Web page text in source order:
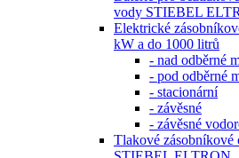
vody STIEBEL
Elektrické
kW a do 1000 litrů
- nad odběrné
- pod odběrné
- stacionární
- závěsné
- závěsné
Tlakové